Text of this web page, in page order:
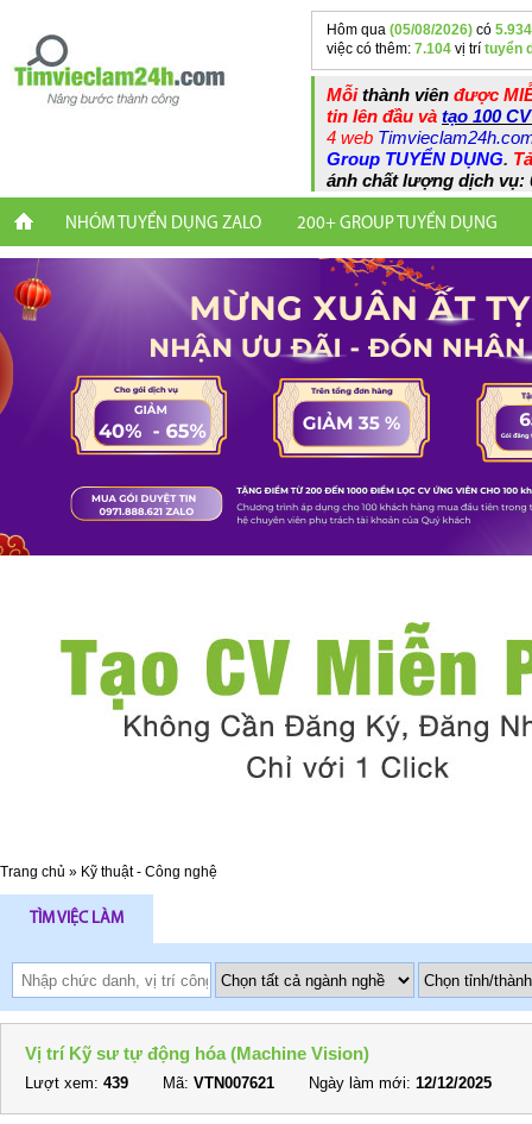
Hôm qua (05/08/2026) có 5.934
việc có thêm: 7.104 vị trí tuyển
Mỗithành viên được
tin lên đầu và tạo 100
4 web
Group TUYỂN DỤNG.
ánh chất lượng dịch vụ:
NHÓM TUYỂN DỤNG ZALO 200+ GROUP TUYỂN DỤNG
Trang chủ » Kỹ thuật - Công nghệ
TÌM VIỆC LÀM
Vị trí Kỹ sư tự động hóa (Machine Vision)
Lượt xem: 439 Mã: VTN007621 Ngày làm mới: 12/12/2025